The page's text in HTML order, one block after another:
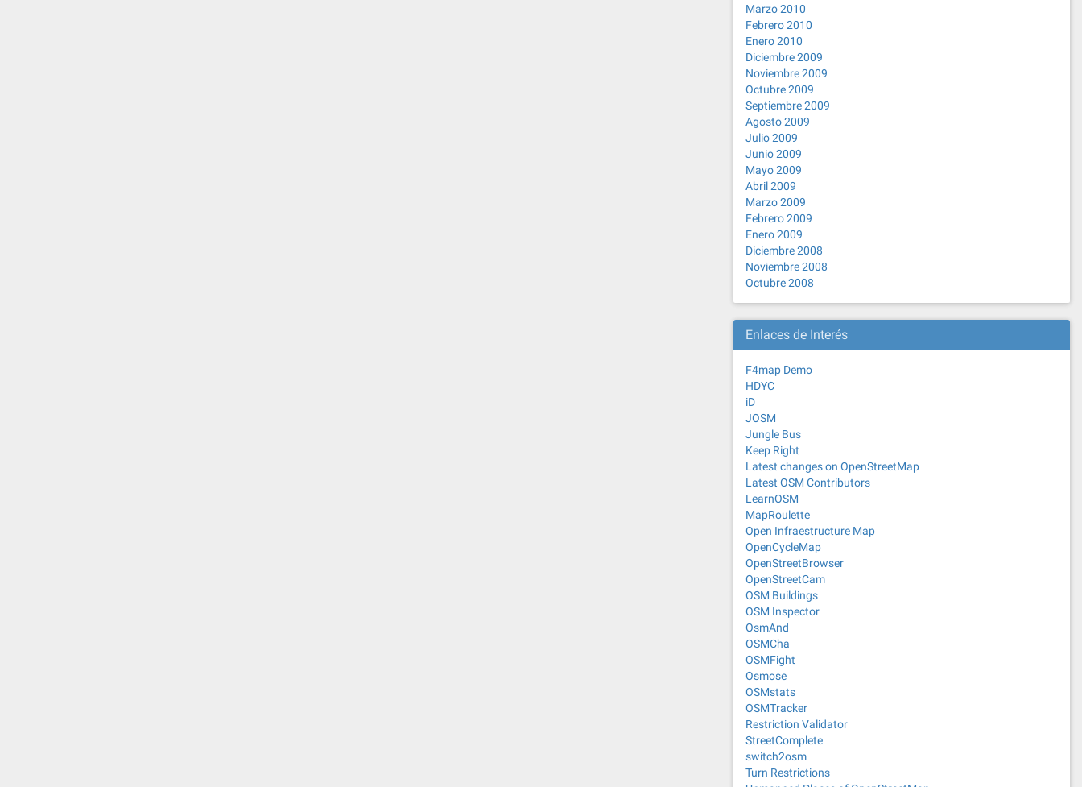
Marzo 2010
Febrero 2010
Enero 2010
Diciembre 2009
Noviembre 2009
Octubre 2009
Septiembre 2009
Agosto 2009
Julio 2009
Junio 2009
Mayo 2009
Abril 2009
Marzo 2009
Febrero 2009
Enero 2009
Diciembre 2008
Noviembre 2008
Octubre 2008
Enlaces de Interés
F4map Demo
HDYC
iD
JOSM
Jungle Bus
Keep Right
Latest changes on OpenStreetMap
Latest OSM Contributors
LearnOSM
MapRoulette
Open Infraestructure Map
OpenCycleMap
OpenStreetBrowser
OpenStreetCam
OSM Buildings
OSM Inspector
OsmAnd
OSMCha
OSMFight
Osmose
OSMstats
OSMTracker
Restriction Validator
StreetComplete
switch2osm
Turn Restrictions